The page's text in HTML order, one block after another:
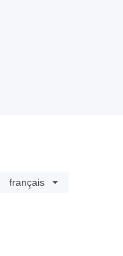
français